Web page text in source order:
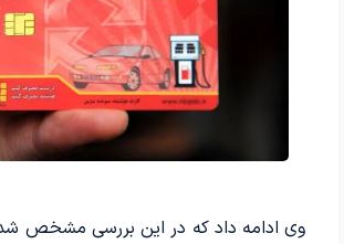
وی ادامه داد که در این بررسی مشخص